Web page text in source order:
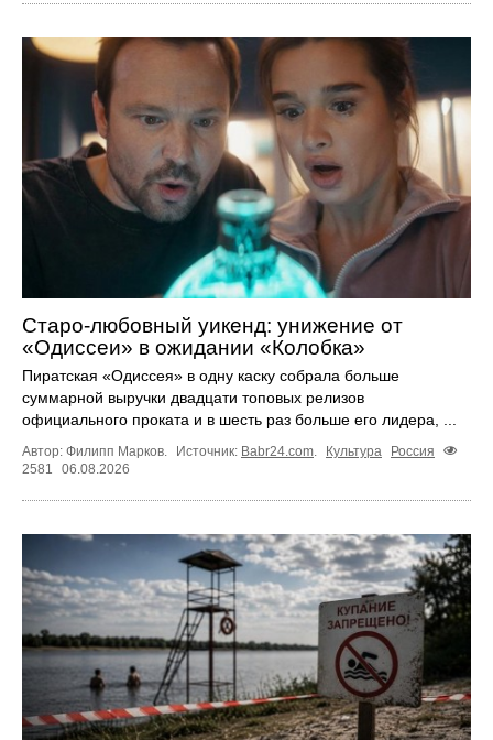
Старо-любовный уикенд: унижение от
«Одиссеи» в ожидании «Колобка»
Пиратская «Одиссея» в одну каску собрала больше
суммарной выручки двадцати топовых релизов
официального проката и в шесть раз больше его лидера, ...
Автор: Филипп Марков. Источник: Babr24.com. Культура
Россия
2581
06.08.2026